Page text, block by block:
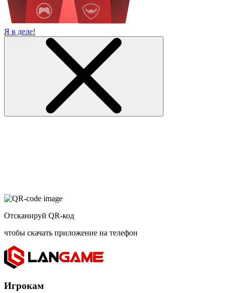
Я в деле!
Отсканируй QR-код
чтобы скачать приложение на телефон
Игрокам